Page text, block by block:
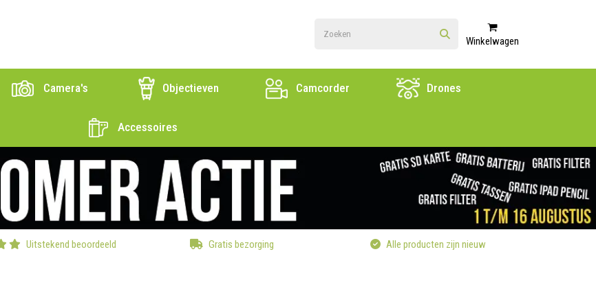
Winkelwagen
Camera's Objectieven Camcorder Drones
Accessoires
Uitstekend beoordeeld Gratis bezorging Alle producten zijn nieuw